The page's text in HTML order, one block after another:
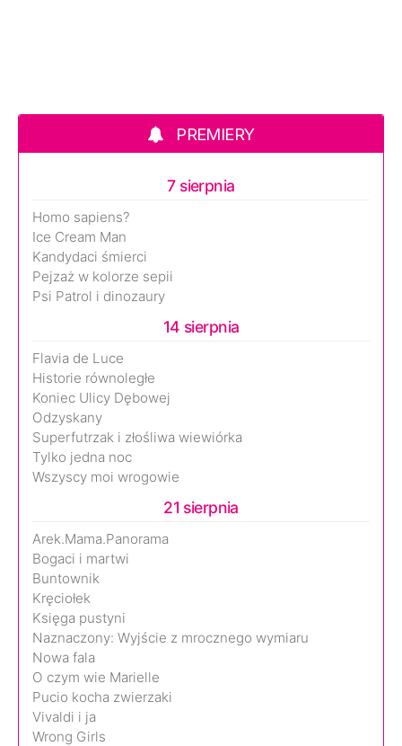
PREMIERY
7 sierpnia
Homo sapiens?
Ice Cream Man
Kandydaci śmierci
Pejzaż w kolorze sepii
Psi Patrol i dinozaury
14 sierpnia
Flavia de Luce
Historie równoległe
Koniec Ulicy Dębowej
Odzyskany
Superfutrzak i złośliwa wiewiórka
Tylko jedna noc
Wszyscy moi wrogowie
21 sierpnia
Arek.Mama.Panorama
Bogaci i martwi
Buntownik
Kręciołek
Księga pustyni
Naznaczony: Wyjście z mrocznego wymiaru
Nowa fala
O czym wie Marielle
Pucio kocha zwierzaki
Vivaldi i ja
Wrong Girls